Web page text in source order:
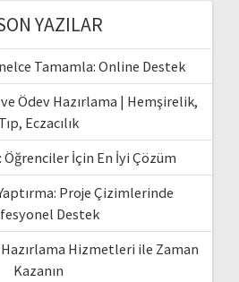
YAZILAR
Tamamla: Online Destek
ve Ödev Hazırlama | Hemşirelik,
Tıp, Eczacılık
İçin En İyi Çözüm
Proje Çizimlerinde
Destek
Hizmetleri ile Zaman
Kazanın